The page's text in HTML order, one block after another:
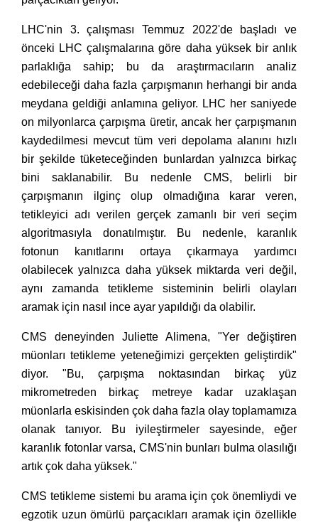
LHC'nin 3. çalışması Temmuz 2022'de başladı ve
önceki LHC çalışmalarına göre daha yüksek bir anlık
parlaklığa sahip; bu da araştırmacıların analiz
edebileceği daha fazla çarpışmanın herhangi bir anda
meydana geldiği anlamına geliyor. LHC her saniyede
on milyonlarca çarpışma üretir, ancak her çarpışmanın
kaydedilmesi mevcut tüm veri depolama alanını hızlı
bir şekilde tüketeceğinden bunlardan yalnızca birkaç
bini saklanabilir. Bu nedenle CMS, belirli bir
çarpışmanın ilginç olup olmadığına karar veren,
tetikleyici adı verilen gerçek zamanlı bir veri seçim
algoritmasıyla donatılmıştır. Bu nedenle, karanlık
fotonun kanıtlarını ortaya çıkarmaya yardımcı
olabilecek yalnızca daha yüksek miktarda veri değil,
aynı zamanda tetikleme sisteminin belirli olayları
aramak için nasıl ince ayar yapıldığı da olabilir.
CMS deneyinden Juliette Alimena, "Yer değiştiren
müonları tetikleme yeteneğimizi gerçekten geliştirdik"
diyor. "Bu, çarpışma noktasından birkaç yüz
mikrometreden birkaç metreye kadar uzaklaşan
müonlarla eskisinden çok daha fazla olay toplamamıza
olanak tanıyor. Bu iyileştirmeler sayesinde, eğer
karanlık fotonlar varsa, CMS'nin bunları bulma olasılığı
artık çok daha yüksek."
CMS tetikleme sistemi bu arama için çok önemliydi ve
egzotik uzun ömürlü parçacıkları aramak için özellikle